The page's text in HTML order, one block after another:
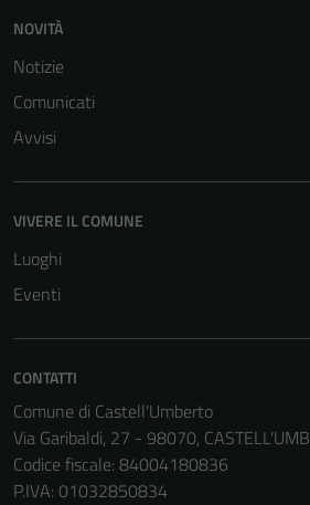
NOVITÀ
Notizie
Comunicati
Avvisi
VIVERE IL COMUNE
Luoghi
Eventi
CONTATTI
Comune di Castell'Umberto
Via Garibaldi, 27 - 98070,
Codice fiscale: 84004180836
P.IVA: 01032850834